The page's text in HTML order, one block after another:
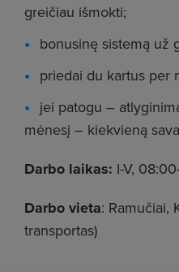
greičiau išmokti;
bonusinę sistemą už
priedai du kartus per
jei patogu –
mėnesį – kiekvieną
Darbo laikas: I-V,
Darbo vieta: Ramučiai,
transportas)